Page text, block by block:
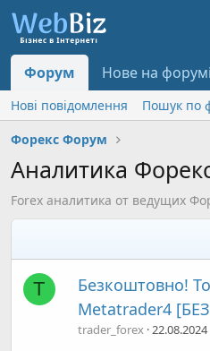
Форум Нове на форумі
Нові повідомлення
Пошук по
Форекс Форум
Аналитика
Forex аналитика от ведущих
T
Безкоштовно!
Metatrader4
trader_forex 22.08.2024